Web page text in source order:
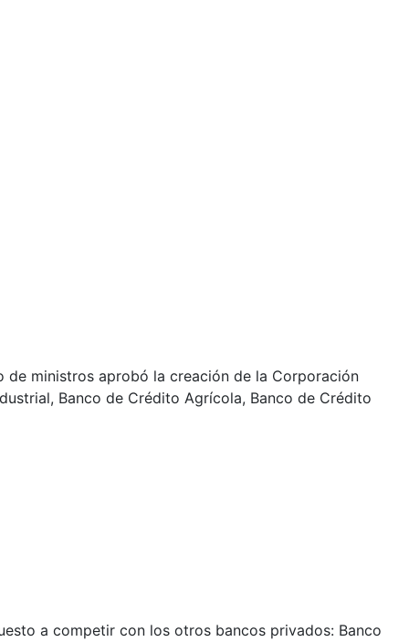
de ministros aprobó la creación de la Corporación
Banco de Crédito Agrícola, Banco de Crédito
a competir con los otros bancos privados: Banco